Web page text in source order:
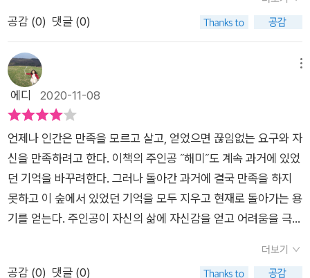
다. ‘어둠 끝에는 항상 밝음이 있는 거라고... 당장 눈앞에 높인 어
려움이 해결 될 것 같지 않아 두렵고 무서워도 조금만 견디다 보
면 모든 것이 보이게 되어 두려움과 무서움을 이겨낼 수 있는
거’라고. ‘좋든 나쁘든 지나온 과거가 모두 힘이 된다고’. 시간을
바꿀 수는 있으나 모든 문제는 시간의 돌이킴이 아니라 삶을 직면
하는 것임을 은유적으로 보여주는 대목이다. 해미의 가슴으로 스
체성이자 삶이었던 것이다. 해미는 마음 속 자신이자 그리움의
대상인 할머니에게 이야기 한다. “ 그래 이제 나도 깨달았어. 내
가 원래 있던 그 자리가 얼마나 소중한 지를... ” 해미는 현재를 살
아가고 싶었다. ‘이 일은 견딜만한 것’이라고 이미 그렇게 생각하
고 있었 다. 작가는 이 작품을 통해 내가 아직 모르는 감추어진
나에 대해, 그리고 현실 속에 숨어 있는 진실에 대해 이야기 하고
싶었다고 한다. 그리고 독자들에게도 인생의 많은 문제에 대해
괴롭히는 장면을 목격하고 선생님의 설득으로 주동자를 밝히게
되는데, 이 사건으로 해미는 오히려 왕따의 타깃이 되었다. 항상
자신의 편이었던 할머니가 돌아가시고 안계시자 어디다 맘을 둘
곳을 모르던 해미는 악마의 꾀임에 빠져 황금깃털로 자신의 삶을
바꾸게 되지만 자꾸만 상황은 안좋은 쪽으로만 흘러가게 된다. 예
전에 '나비효과'라는 영화를 보는 듯 했다. 나비효과는 나비의 날
현상을 가르킨다. 영화에서처럼 이 소설에서도 해미가 자신의 과
거 어느 한 시점의 이야기를 살짝 바꾸어 놓기만 했지만 그 파장
은 자신의 뜻과는 다르게 진행만 되고 엄청난 파장만을 일으키게
된다. 결국엔 그런 악마의 유혹보다는 한순간 한순간을 열심히 살
아가야한다는 이야기겠지만서도... 나도 솔직히 나의 어느 한 부
분을 고치고는 싶다. 하지만 그 부분을 고친다면 몇가지는 포기해
야하는 것때문에 쉽사리 결정을 내리기는 어렵긴 하다.매순간을
공감 (0) 댓글 (0)
에디 2020-11-08
언제나 인간은 만족을 모르고 살고, 얻었으면 끊임없는 요구와 자
신을 만족하려고 한다. 이책의 주인공 ˝해미˝도 계속 과거에 있었
던 기억을 바꾸려한다. 그러나 돌아간 과거에 결국 만족을 하지
못하고 이 숲에서 있었던 기억을 모두 지우고 현재로 돌아가는 용
기를 얻는다. 주인공이 자신의 삶에 자신감을 얻고 어려움을 극복
더보기
공감 (0) 댓글 (0)